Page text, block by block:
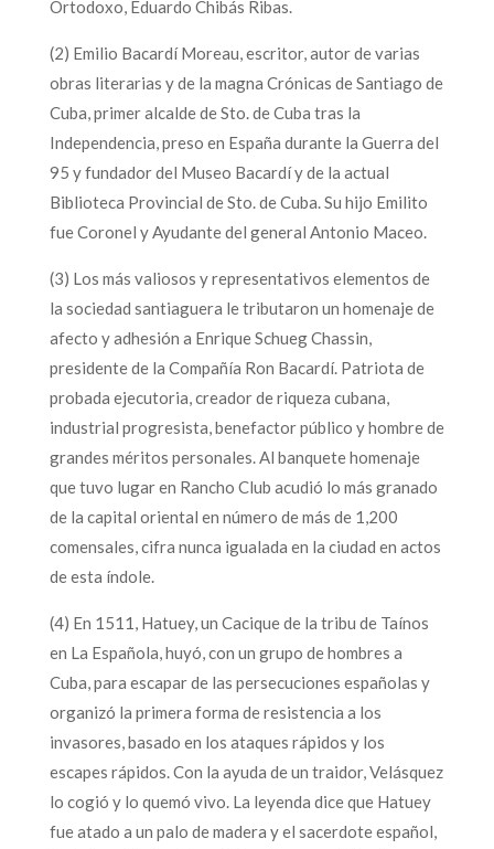
Ortodoxo, Eduardo Chibás Ribas.
(2) Emilio Bacardí Moreau, escritor, autor de varias
obras literarias y de la magna Crónicas de Santiago de
Cuba, primer alcalde de Sto. de Cuba tras la
Independencia, preso en España durante la Guerra del
95 y fundador del Museo Bacardí y de la actual
Biblioteca Provincial de Sto. de Cuba. Su hijo Emilito
fue Coronel y Ayudante del general Antonio Maceo.
(3) Los más valiosos y representativos elementos de
la sociedad santiaguera le tributaron un homenaje de
afecto y adhesión a Enrique Schueg Chassin,
presidente de la Compañía Ron Bacardí. Patriota de
probada ejecutoria, creador de riqueza cubana,
industrial progresista, benefactor público y hombre de
grandes méritos personales. Al banquete homenaje
que tuvo lugar en Rancho Club acudió lo más granado
de la capital oriental en número de más de 1,200
comensales, cifra nunca igualada en la ciudad en actos
de esta índole.
(4) En 1511, Hatuey, un Cacique de la tribu de Taínos
en La Española, huyó, con un grupo de hombres a
Cuba, para escapar de las persecuciones españolas y
organizó la primera forma de resistencia a los
invasores, basado en los ataques rápidos y los
escapes rápidos. Con la ayuda de un traidor, Velásquez
lo cogió y lo quemó vivo. La leyenda dice que Hatuey
fue atado a un palo de madera y el sacerdote español,